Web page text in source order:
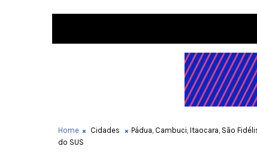
Home Cidades
Pádua, Cambuci, Itaocara, São
do SUS